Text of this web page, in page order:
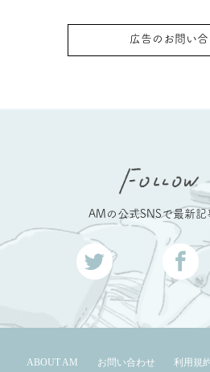
広告のお問い合
AMの公式SNSで最新記
ABOUT AM お問い合わせ 利用規